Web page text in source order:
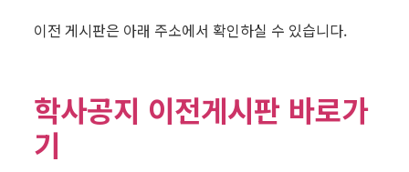
이전 게시판은 아래 주소에서 확인하실 수 있습니다.
학사공지 이전게시판 바로가
기